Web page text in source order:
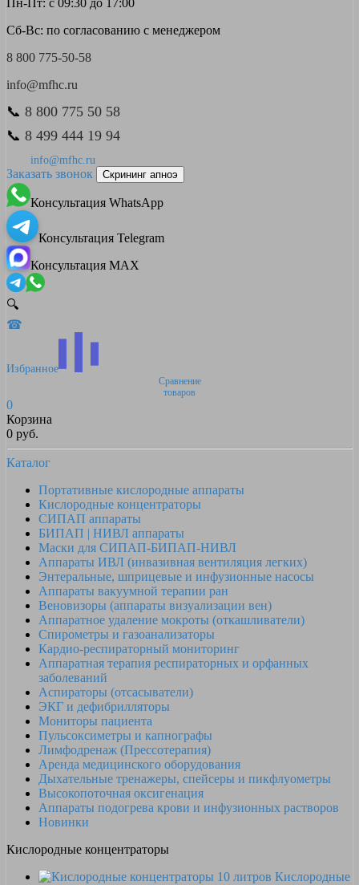
Пн-Пт: с 09:30 до 17:00
Сб-Вс: по согласованию с менеджером
8 800 775-50-58
info@mfhc.ru
📞 8 800 775 50 58
📞 8 499 444 19 94
info@mfhc.ru
Заказать звонок Скрининг апноэ
Консультация WhatsApp
Консультация Telegram
Консультация MAX
🔍
☎
Избранное
Сравнение
товаров
0
Корзина
0 руб.
Каталог
Портативные кислородные аппараты
Кислородные концентраторы
СИПАП аппараты
БИПАП | НИВЛ аппараты
Маски для СИПАП-БИПАП-НИВЛ
Аппараты ИВЛ (инвазивная вентиляция легких)
Энтеральные, шприцевые и инфузионные насосы
Аппараты вакуумной терапии ран
Веновизоры (аппараты визуализации вен)
Аппаратное удаление мокроты (откашливатели)
Спирометры и газоанализаторы
Кардио-респираторный мониторинг
Аппаратная терапия респираторных и орфанных
заболеваний
Аспираторы (отсасыватели)
ЭКГ и дефибрилляторы
Мониторы пациента
Пульсоксиметры и капнографы
Лимфодренаж (Прессотерапия)
Аренда медицинского оборудования
Дыхательные тренажеры, спейсеры и пикфлуометры
Высокопоточная оксигенация
Аппараты подогрева крови и инфузионных растворов
Новинки
Кислородные концентраторы
Кислородные